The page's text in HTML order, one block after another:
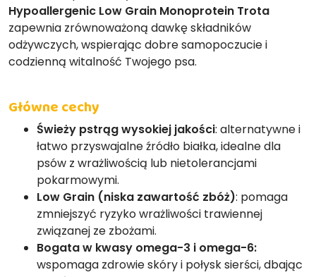
Hypoallergenic Low Grain Monoprotein Trota
zapewnia zrównoważoną dawkę składników
odżywczych, wspierając dobre samopoczucie i
codzienną witalność Twojego psa.
Główne cechy
Świeży pstrąg wysokiej jakości: alternatywne i
łatwo przyswajalne źródło białka, idealne dla
psów z wrażliwością lub nietolerancjami
pokarmowymi.
Low Grain (niska zawartość zbóż): pomaga
zmniejszyć ryzyko wrażliwości trawiennej
związanej ze zbożami.
Bogata w kwasy omega-3 i omega-6:
wspomaga zdrowie skóry i połysk sierści, dbając